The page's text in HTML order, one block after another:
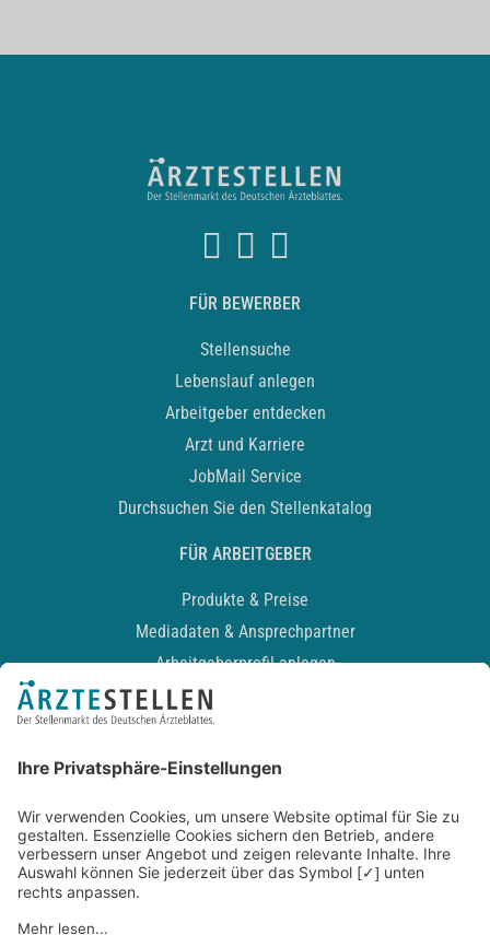
FÜR BEWERBER
Stellensuche
Lebenslauf anlegen
Arbeitgeber entdecken
Arzt und Karriere
JobMail Service
Durchsuchen Sie den Stellenkatalog
FÜR ARBEITGEBER
Produkte & Preise
Mediadaten & Ansprechpartner
Arbeitgeberprofil anlegen
Recruiting-Podcast
Kontakt
Datenschutz
Newsletter